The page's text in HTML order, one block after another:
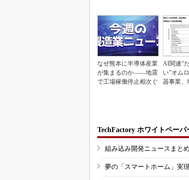
なぜ熊本に半導体産業
が集まるのか――地震
で工場稼働停止相次ぐ
AI関連“
い”オム
器事業、
TechFactory ホワイトペーパ
組み込み開発ニュースまと
夢の「スマートホーム」実